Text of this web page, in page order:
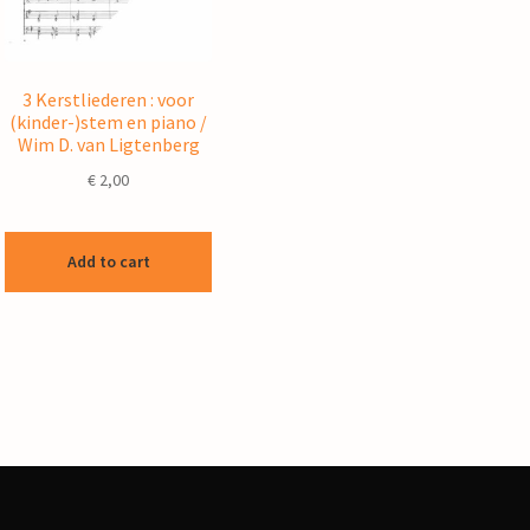
3 Kerstliederen : voor
(kinder-)stem en piano /
Wim D. van Ligtenberg
€ 2,00
Add to cart